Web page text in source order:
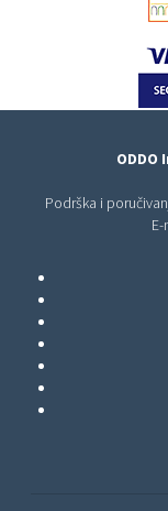
Podrška i